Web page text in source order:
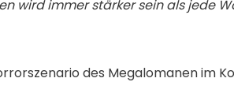
wird immer stärker sein als jede
des Megalomanen im